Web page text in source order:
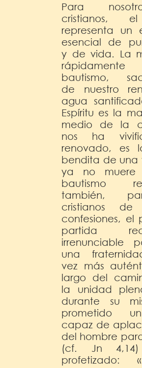
Para
cristianos,
representa un
esencial de
y de vida. La
bautismo,
de nuestro
agua
Espíritu es la
medio de la
nos ha
renovado, es
bendita de una
ya no muere
bautismo
también,
cristianos de
confesiones, el
partida
irrenunciable
una
vez más
largo del
la unidad
durante su
prometido
capaz de
del hombre
(cf. Jn
profetizado: